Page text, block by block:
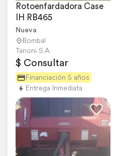
Rotoenfardadora Case
IH RB465
Nueva
Bombal
Tanoni S.A.
$ Consultar
Financiación 5 años
Entrega Inmediata